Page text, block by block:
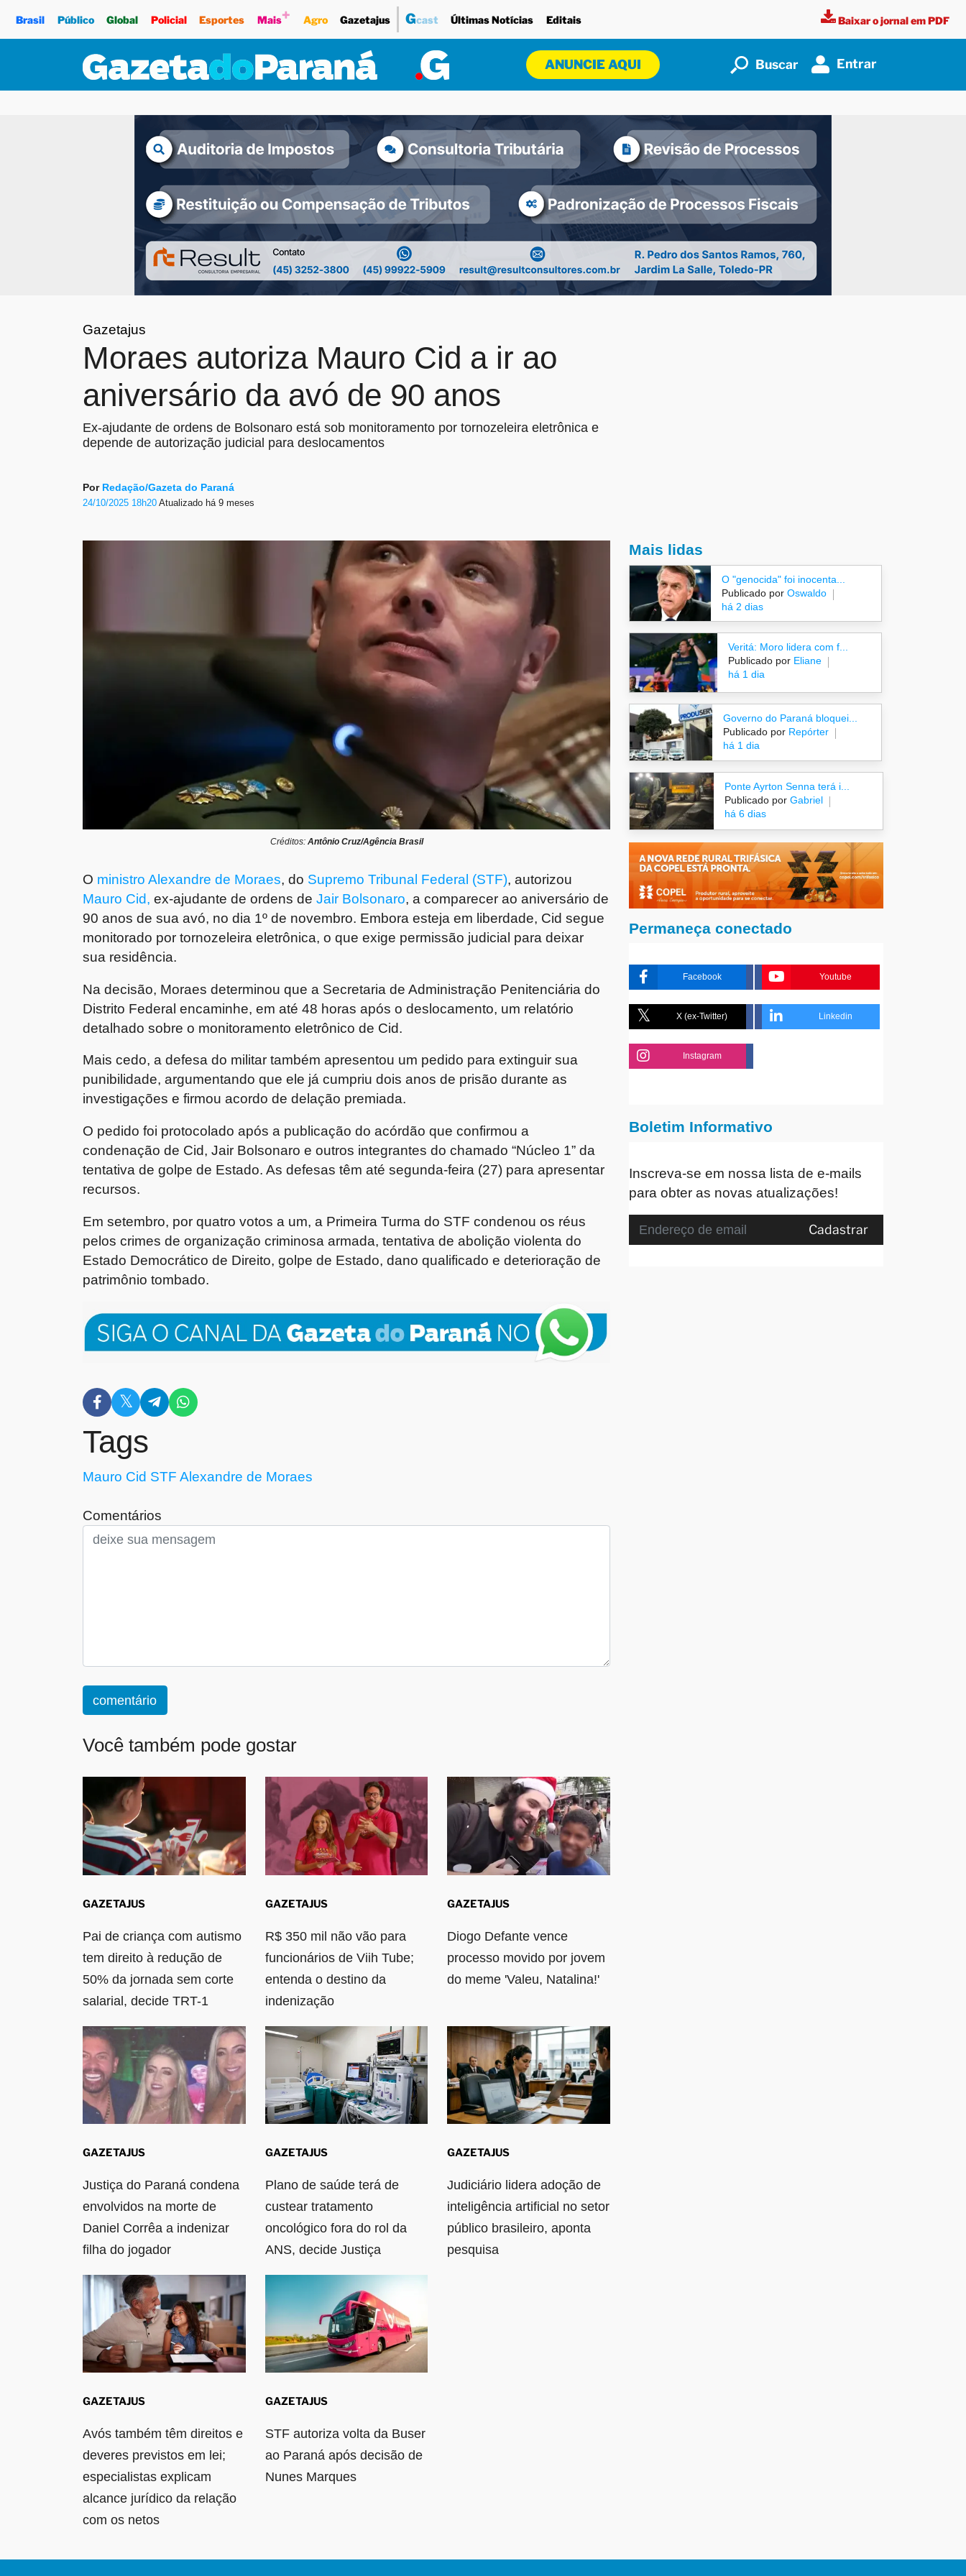
Brasil Público Global Policial Esportes Mais+ Agro Gazetajus Gcast Últimas Notícias Editais Baixar o jornal em PDF
ANUNCIE AQUI Buscar Entrar
Gazetajus
Moraes autoriza Mauro Cid a ir ao
aniversário da avó de 90 anos
Ex-ajudante de ordens de Bolsonaro está sob monitoramento por tornozeleira eletrônica e
depende de autorização judicial para deslocamentos
Por Redação/Gazeta do Paraná
24/10/2025 18h20Atualizado há 9 meses
Créditos: Antônio Cruz/Agência Brasil
O ministro Alexandre de Moraes, do Supremo Tribunal Federal (STF), autorizou
Mauro Cid,ex-ajudante de ordens de Jair Bolsonaro, a comparecer ao aniversário de
90 anos de sua avó, no dia 1º de novembro. Embora esteja em liberdade, Cid segue
monitorado por tornozeleira eletrônica, o que exige permissão judicial para deixar
sua residência.
Na decisão, Moraes determinou que a Secretaria de Administração Penitenciária do
Distrito Federal encaminhe, em até 48 horas após o deslocamento, um relatório
detalhado sobre o monitoramento eletrônico de Cid.
Mais cedo, a defesa do militar também apresentou um pedido para extinguir sua
punibilidade, argumentando que ele já cumpriu dois anos de prisão durante as
investigações e firmou acordo de delação premiada.
O pedido foi protocolado após a publicação do acórdão que confirmou a
condenação de Cid, Jair Bolsonaro e outros integrantes do chamado “Núcleo 1” da
tentativa de golpe de Estado. As defesas têm até segunda-feira (27) para apresentar
recursos.
Em setembro, por quatro votos a um, a Primeira Turma do STF condenou os réus
pelos crimes de organização criminosa armada, tentativa de abolição violenta do
Estado Democrático de Direito, golpe de Estado, dano qualificado e deterioração de
patrimônio tombado.
Tags
Mauro Cid STF Alexandre de Moraes
Comentários
comentário
Você também pode gostar
GAZETAJUS
Pai de criança com autismo
tem direito à redução de
50% da jornada sem corte
salarial, decide TRT-1
GAZETAJUS
R$ 350 mil não vão para
funcionários de Viih Tube;
entenda o destino da
indenização
GAZETAJUS
Diogo Defante vence
processo movido por jovem
do meme 'Valeu, Natalina!'
GAZETAJUS
Justiça do Paraná condena
envolvidos na morte de
Daniel Corrêa a indenizar
filha do jogador
GAZETAJUS
Plano de saúde terá de
custear tratamento
oncológico fora do rol da
ANS, decide Justiça
GAZETAJUS
Judiciário lidera adoção de
inteligência artificial no setor
público brasileiro, aponta
pesquisa
GAZETAJUS
Avós também têm direitos e
deveres previstos em lei;
especialistas explicam
alcance jurídico da relação
com os netos
GAZETAJUS
STF autoriza volta da Buser
ao Paraná após decisão de
Nunes Marques
Mais lidas
O "genocida" foi inocenta...
Publicado por Oswaldo
há 2 dias
Veritá: Moro lidera com f...
Publicado porEliane
há 1 dia
Governo do Paraná bloquei...
Publicado por Repórter
há 1 dia
Ponte Ayrton Senna terá i...
Publicado por Gabriel
há 6 dias
Permaneça conectado
Facebook Youtube
X (ex-Twitter) Linkedin
Instagram
Boletim Informativo
Inscreva-se em nossa lista de e-mails
para obter as novas atualizações!
Cadastrar